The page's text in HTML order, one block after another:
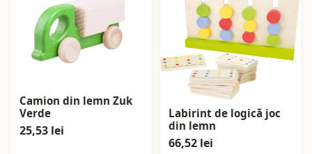
Camion din lemn Zuk
Verde
25,53 lei
Labirint de logică joc
din lemn
66,52 lei